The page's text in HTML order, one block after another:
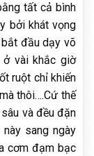
tất cả bình
bởi khát vọng
đầu dạy võ
ở vài khắc giờ
ruột chỉ khiến
thôi….Cứ thế
và đều đặn
sang ngày
cơm đạm bạc